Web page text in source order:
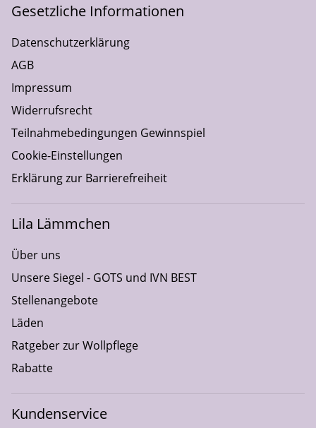
Gesetzliche Informationen
Datenschutzerklärung
AGB
Impressum
Widerrufsrecht
Teilnahmebedingungen Gewinnspiel
Cookie-Einstellungen
Erklärung zur Barrierefreiheit
Lila Lämmchen
Über uns
Unsere Siegel - GOTS und IVN BEST
Stellenangebote
Läden
Ratgeber zur Wollpflege
Rabatte
Kundenservice